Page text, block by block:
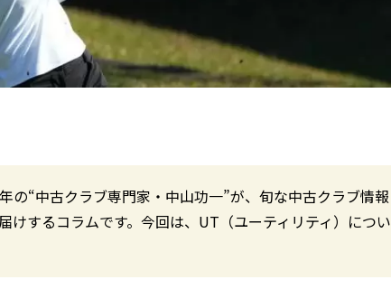
の“中古クラブ専門家・中山功一”が、旬な中古クラブ情報
けするコラムです。今回は、UT（ユーティリティ）につい